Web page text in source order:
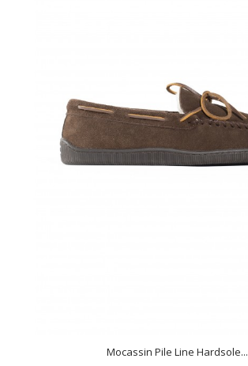
Mocassin Pile Line Hardsole...